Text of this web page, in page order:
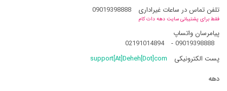
تلفن تماس در ساعات غیراداری 09019398888
فقط برای پشتیبانی سایت دهه دات کام
پیامرسان واتساپ
09019398888
-
02191014894
پست الکترونیکی
support[At]Deheh[Dot]com
دهه